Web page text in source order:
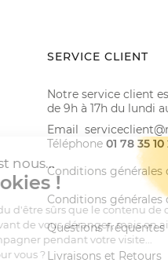
SERVICE CLIENT
Notre service client
de 9h à 17h du lundi
Email
Téléphone 01 78 35 10
Conditions
Conditions générales
Questions fréquentes
Livraisons et Retours